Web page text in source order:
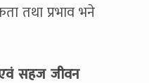
तथा प्रभाव भने
एवं सहज जीवन